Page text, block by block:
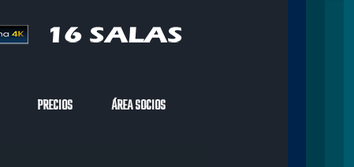
PRECIOS ÁREA SOCIOS